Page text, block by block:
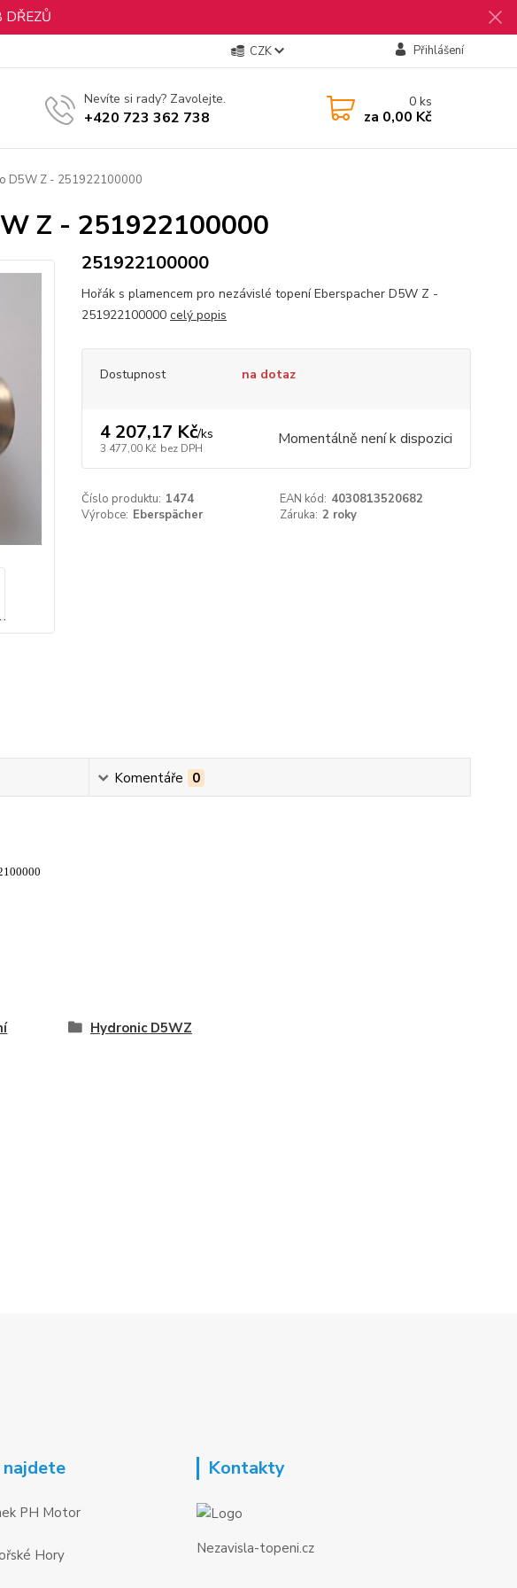
DŘEZŮ
CZK Přihlášení
Nevíte si rady? Zavolejte.
+420 723 362 738
0ks
za 0,00 Kč
D5W Z - 251922100000
Z - 251922100000
251922100000
Hořák s plamencem pro nezávislé topení Eberspacher D5W Z -
251922100000 celý popis
Dostupnost na dotaz
4 207,17 Kč/ks
3 477,00 Kč bez DPH Momentálně není k dispozici
Číslo produktu: 1474 EAN kód: 4030813520682
Výrobce: Eberspächer Záruka: 2 roky
Komentáře 0
Hydronic D5WZ
najdete
PH Motor
Hory
Kontakty
Nezavisla-topeni.cz